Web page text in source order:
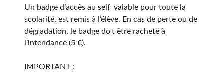
Un badge d’accès au self, valable pour toute la
scolarité, est remis à l’élève. En cas de perte ou de
dégradation, le badge doit être racheté à
l’intendance (5 €).
IMPORTANT :